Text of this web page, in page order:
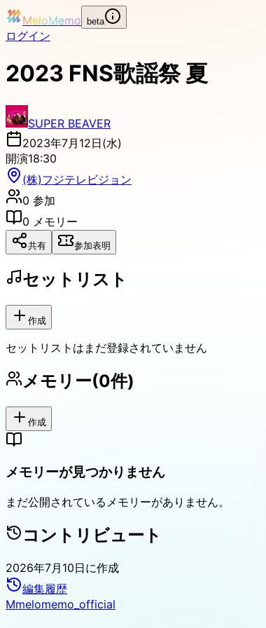
MeloMemo beta
ログイン
2023 FNS歌謡祭 夏
SUPER BEAVER
2023年7月12日(水)
開演18:30
(株)フジテレビジョン
0 参加
0 メモリー
共有 参加表明
セットリスト
作成
セットリストはまだ登録されていません
メモリー(0件)
作成
メモリーが見つかりません
まだ公開されているメモリーがありません。
コントリビュート
2026年7月10日に作成
編集履歴
Mmelomemo_official